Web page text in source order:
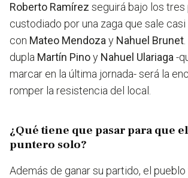
Roberto Ramírez seguirá bajo los tres
custodiado por una zaga que sale
con Mateo Mendoza y Nahuel Brunet
dupla Martín Pinoy Nahuel Ulariaga -
marcar en la última jornada- será la
romper la resistencia del local.
¿Qué tiene que pasar para que
puntero solo?
Además de ganar su partido, el